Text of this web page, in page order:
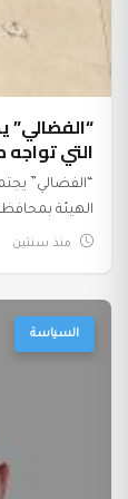
التي
“الفضالي”
الهيئة
منذ سنتين
السياسة